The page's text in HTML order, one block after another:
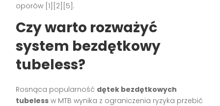
oporów [1][2][5].
Czy warto rozważyć
system bezdętkowy
tubeless?
Rosnąca popularność dętek bezdętkowych
tubeless w MTB wynika z ograniczenia ryzyka przebić